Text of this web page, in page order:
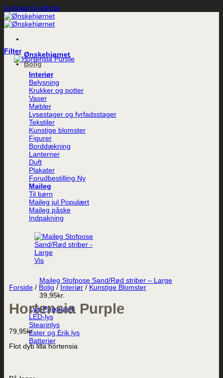
Fortsæt til indhold
Ønskehjørnet
Bolig
Interiør
Belysning
Krukker og potter
Vaser
Møbler
Lysestager og fyrfadsstager
Tekstiler
Kunstige blomster
Figurer
Borddækning
Lanterner
Duft
Plakater
Forudbestilling
Maileg
Til børn
Maileg jul
Maileg påske
Indpakning
Vis
Maileg Stofpose Sand/Rød striber – Large
39,95kr.
Lys
LED-lys
Stearinlys
Ester og Erik lys
Batterier
Filter
Forside / Bolig / Interiør / Kunstige Blomster
Hortensia Purple
79,95kr.
Flot dyb lilla hortensia